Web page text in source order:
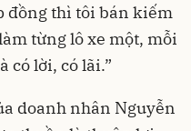
đồng thì tôi bán kiếm
từng lô xe một, mỗi
có lời, có lãi.”
doanh nhân Nguyễn